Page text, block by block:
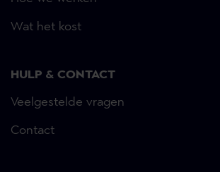
Wat het kost
HULP & CONTACT
Veelgestelde vragen
Contact